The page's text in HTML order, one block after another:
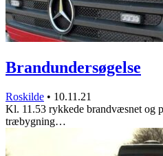
Brandundersøgelse
Roskilde • 10.11.21
Kl. 11.53 rykkede brandvæsnet og
træbygning…